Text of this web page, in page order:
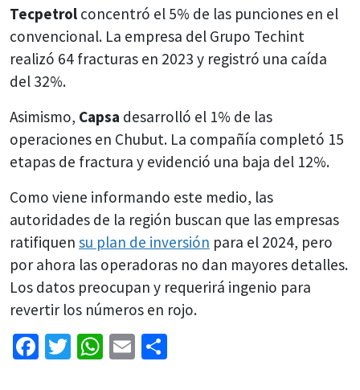
Tecpetrol concentró el 5% de las punciones en el
convencional. La empresa del Grupo Techint
realizó 64 fracturas en 2023 y registró una caída
del 32%.
Asimismo, Capsa desarrolló el 1% de las
operaciones en Chubut. La compañía completó 15
etapas de fractura y evidenció una baja del 12%.
Como viene informando este medio, las
autoridades de la región buscan que las empresas
ratifiquen su plan de inversión para el 2024, pero
por ahora las operadoras no dan mayores detalles.
Los datos preocupan y requerirá ingenio para
revertir los números en rojo.
Facebook
Twitter
WhatsApp
Email